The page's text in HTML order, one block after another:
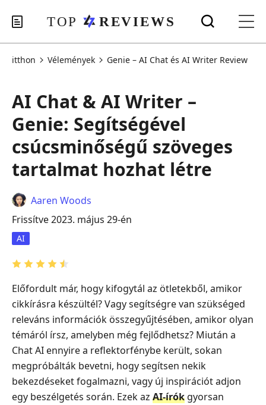
itthon Vélemények Genie – AI Chat és AI Writer Review
AI Chat & AI Writer –
Genie: Segítségével
csúcsminőségű szöveges
tartalmat hozhat létre
Aaren Woods
Frissítve 2023. május 29-én
AI
Előfordult már, hogy kifogytál az ötletekből, amikor
cikkírásra készültél? Vagy segítségre van szükséged
releváns információk összegyűjtésében, amikor olyan
témáról írsz, amelyben még fejlődhetsz? Miután a
Chat AI ennyire a reflektorfénybe került, sokan
megpróbálták bevetni, hogy segítsen nekik
bekezdéseket fogalmazni, vagy új inspirációt adjon
egy beszélgetés során. Ezek az AI‑írók gyorsan